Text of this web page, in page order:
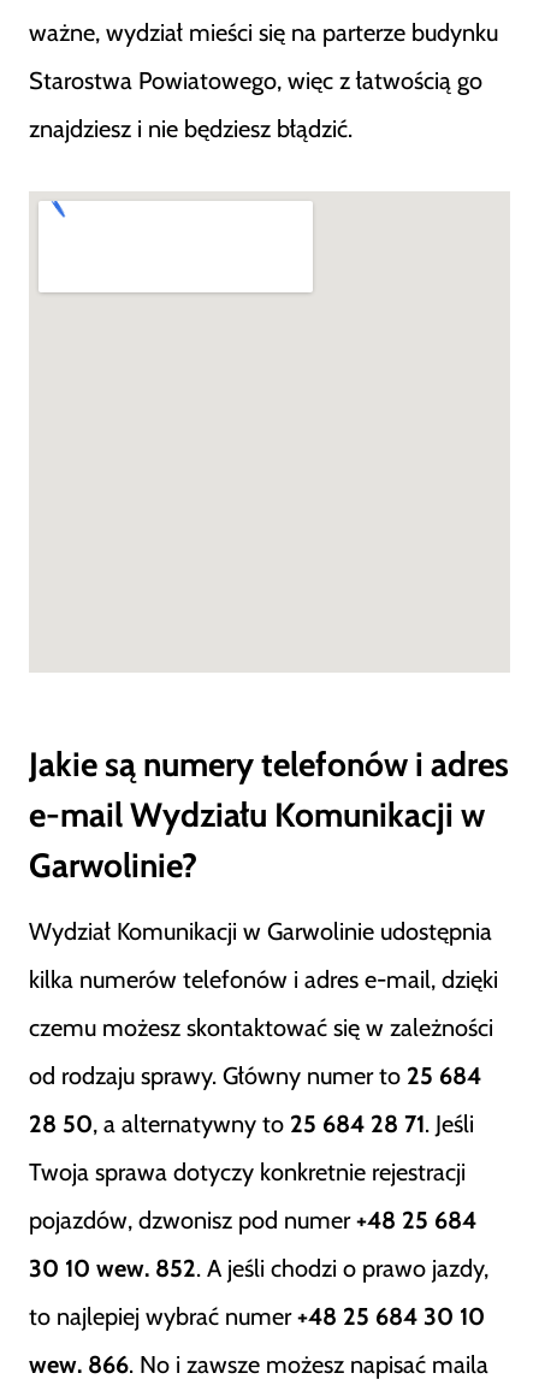
ważne, wydział mieści się na parterze budynku
Starostwa Powiatowego, więc z łatwością go
znajdziesz i nie będziesz błądzić.
Jakie są numery telefonów i adres
e-mail Wydziału Komunikacji w
Garwolinie?
Wydział Komunikacji w Garwolinie udostępnia
kilka numerów telefonów i adres e-mail, dzięki
czemu możesz skontaktować się w zależności
od rodzaju sprawy. Główny numer to 25 684
28 50, a alternatywny to 25 684 28 71. Jeśli
Twoja sprawa dotyczy konkretnie rejestracji
pojazdów, dzwonisz pod numer+48 25 684
30 10 wew. 852. A jeśli chodzi o prawo jazdy,
to najlepiej wybrać numer+48 25 684 30 10
wew. 866. No i zawsze możesz napisać maila